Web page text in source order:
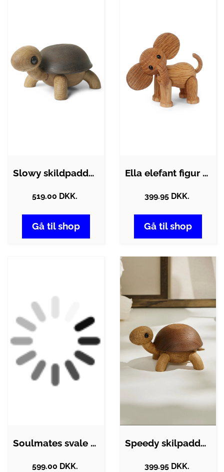
Slowy skildpadde figur - eg
519.00 DKK.
Gå til shop
Ella elefant figur - Brun
399.95 DKK.
Gå til shop
Soulmates svale figur - eg
599.00 DKK.
Speedy skilpaddeunge - Natur
399.95 DKK.